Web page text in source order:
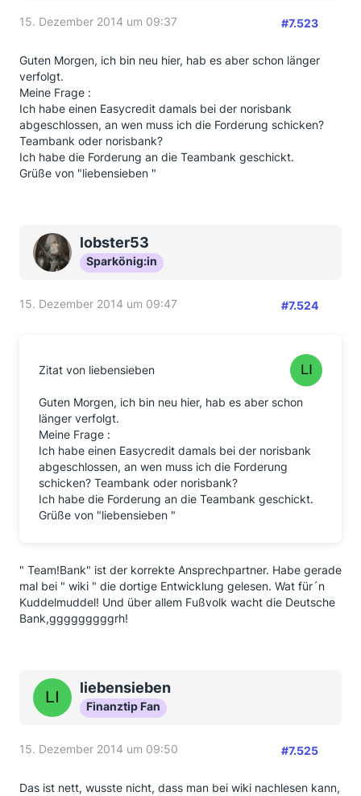
Tagen für die Überweisung der ausstehenden Zinsen,
Prob darstellt, da ich seit 10 Jahren eine RSV laufen
habe, die das abdeckt
12.12.14 Brief von Santander erhalten, in dem mir die
Auszahlung der fehlenden Zinsen zugesichert wird.
Das Schreiben ist sogar von 2 MA der SB
unterschrieben worden. Auf meine 2 Briefe als
Einschreiben hat man sich aber nicht bezogen. im
Betreff wurde meine Email an den Vorstand (keine
Ich möchte mich noch ein wenig gedulden, bis das
Geld eintrifft, da auf Grund des hohen
Arbeitsaufkommens... blah blubb,
und meine Forderungsansprüche an die SB
15. Dezember 2014 um 09:37 #7.523
Guten Morgen, ich bin neu hier, hab es aber schon länger
verfolgt.
Meine Frage :
Ich habe einen Easycredit damals bei der norisbank
abgeschlossen, an wen muss ich die Forderung schicken?
Teambank oder norisbank?
Ich habe die Forderung an die Teambank geschickt.
Grüße von "liebensieben "
lobster53
Sparkönig:in
15. Dezember 2014 um 09:47 #7.524
Zitat von liebensieben
Guten Morgen, ich bin neu hier, hab es aber schon
länger verfolgt.
Meine Frage :
Ich habe einen Easycredit damals bei der norisbank
abgeschlossen, an wen muss ich die Forderung
schicken? Teambank oder norisbank?
Ich habe die Forderung an die Teambank geschickt.
Grüße von "liebensieben "
" Team!Bank" ist der korrekte Ansprechpartner. Habe gerade
mal bei " wiki " die dortige Entwicklung gelesen. Wat für´n
Kuddelmuddel! Und über allem Fußvolk wacht die Deutsche
Bank,gggggggggrh!
liebensieben
Finanztip Fan
15. Dezember 2014 um 09:50 #7.525
Das ist nett, wusste nicht, dass man bei wiki nachlesen kann,